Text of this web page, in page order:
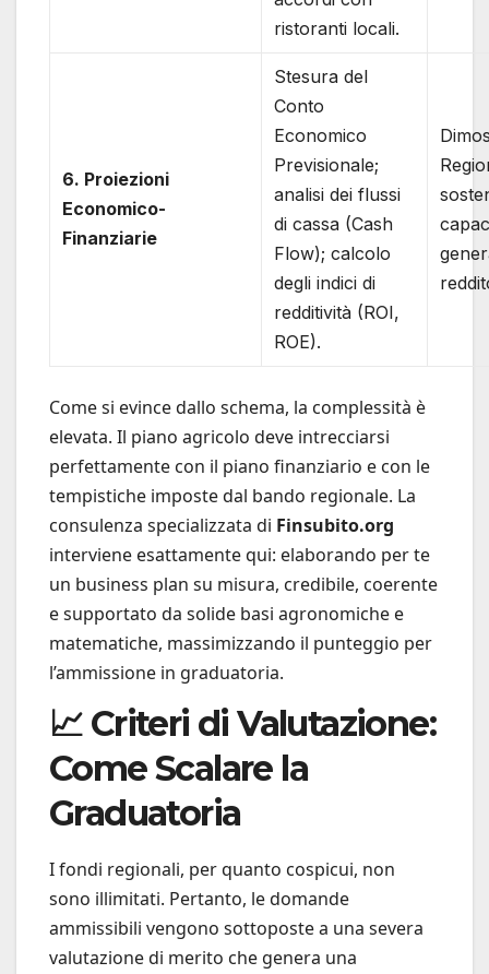
ristoranti locali.
6. Proiezioni
Economico-
Finanziarie
Stesura del
Conto
Economico
Previsionale;
analisi dei flussi
di cassa (Cash
Flow); calcolo
degli indici di
redditività (ROI,
ROE).
Come si evince dallo schema, la complessità è
elevata. Il piano agricolo deve intrecciarsi
perfettamente con il piano finanziario e con le
tempistiche imposte dal bando regionale. La
consulenza specializzata di Finsubito.org
interviene esattamente qui: elaborando per te
un business plan su misura, credibile, coerente
e supportato da solide basi agronomiche e
matematiche, massimizzando il punteggio per
l’ammissione in graduatoria.
📈 Criteri di Valutazione:
Come Scalare la
Graduatoria
I fondi regionali, per quanto cospicui, non
sono illimitati. Pertanto, le domande
ammissibili vengono sottoposte a una severa
valutazione di merito che genera una